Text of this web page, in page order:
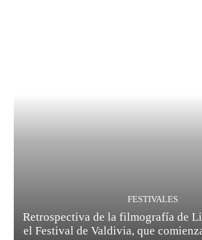
FESTIVALES
Retrospectiva de la filmografía de
el Festival de Valdivia, que